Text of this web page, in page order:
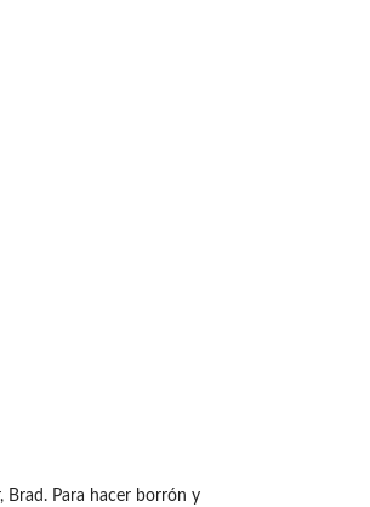
Brad. Para hacer borrón y